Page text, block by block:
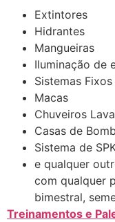
Extintores
Hidrantes
Mangueiras
Iluminação de
Sistemas Fixos
Macas
Chuveiros
Casas de
Sistema de
e qualquer
com qualquer
bimestral,
Treinamentos e